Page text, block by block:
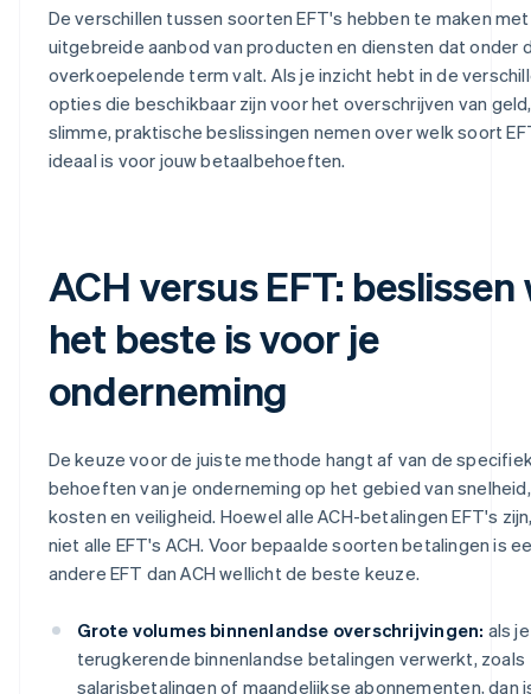
De verschillen tussen soorten EFT's hebben te maken
uitgebreide aanbod van producten en diensten dat onder
overkoepelende term valt. Als je inzicht hebt in de
opties die beschikbaar zijn voor het overschrijven van
slimme, praktische beslissingen nemen over welk soort
ideaal is voor jouw betaalbehoeften.
ACH versus EFT: beslissen
het beste is voor je
onderneming
De keuze voor de juiste methode hangt af van de
behoeften van je onderneming op het gebied van snelheid,
kosten en veiligheid. Hoewel alle ACH-betalingen EFT's
niet alle EFT's ACH. Voor bepaalde soorten betalingen is
andere EFT dan ACH wellicht de beste keuze.
Grote volumes binnenlandse overschrijvingen: als
terugkerende binnenlandse betalingen verwerkt, zoals
salarisbetalingen of maandelijkse abonnementen, dan